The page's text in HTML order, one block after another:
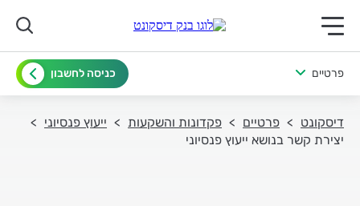
תפריט ראשי לנייד
פרטיים כניסה לחשבון
דיסקונט פרטיים פקדונות והשקעות
ייעוץ פנסיוני
יצירת קשר בנושא ייעוץ פנסיוני